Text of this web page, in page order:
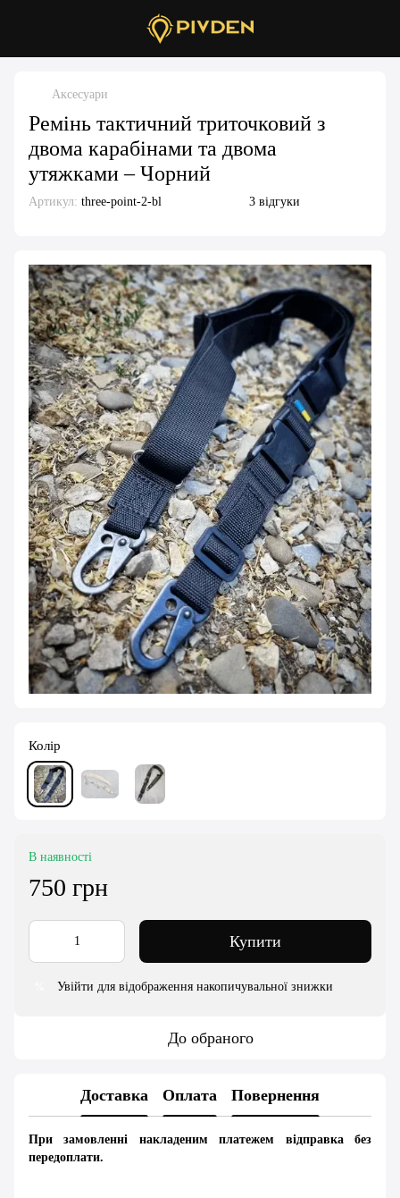
Аксесуари
Ремінь тактичний триточковий з
двома карабінами та двома
утяжками – Чорний
Артикул: three-point-2-bl 3 відгуки
Колір
В наявності
750 грн
Купити
Увійти для відображення накопичувальної знижки
До обраного
Доставка Оплата Повернення
При замовленні накладеним платежем відправка без
передоплати.